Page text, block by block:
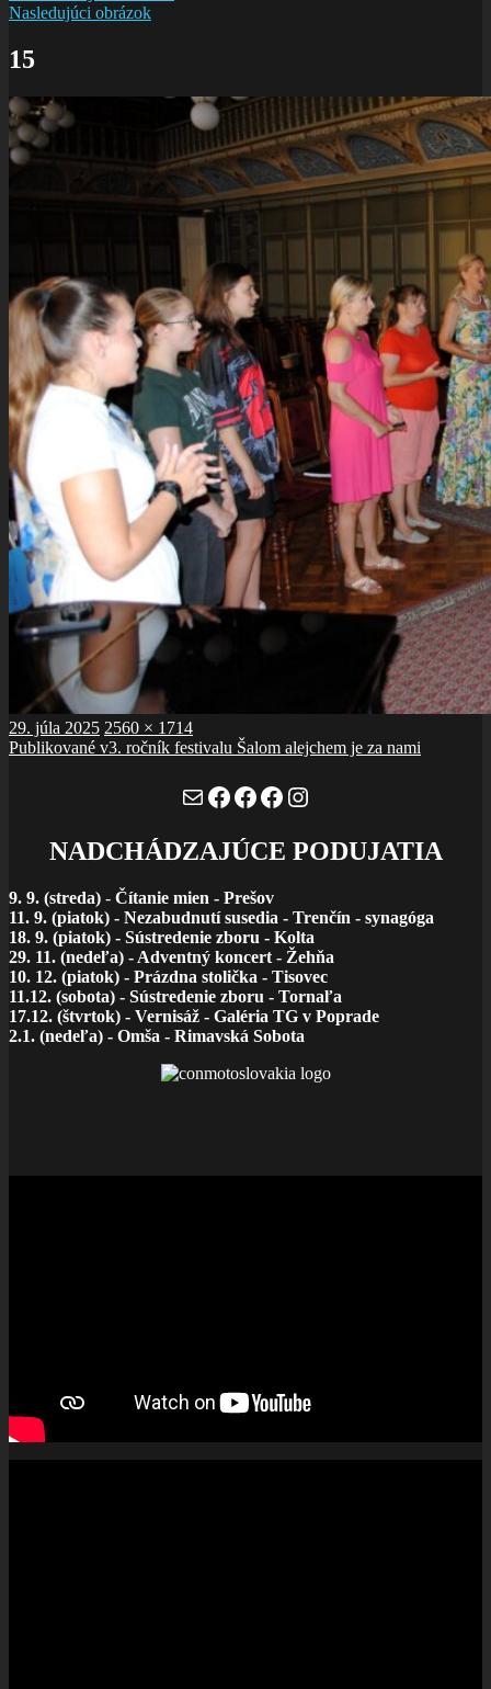
Nasledujúci obrázok
15
Publikované
29. júla 2025 Plná
veľkosť
2560 × 1714
Navigácia
Publikované v3. ročník festivalu Šalom alejchem je za nami
MailFacebook
Facebook
Facebook
Instagram
NADCHÁDZAJÚCE PODUJATIA
9. 9. (streda) - Čítanie mien - Prešov
11. 9. (piatok) - Nezabudnutí susedia - Trenčín - synagóga
18. 9. (piatok) - Sústredenie zboru - Kolta
29. 11. (nedeľa) - Adventný koncert - Žehňa
10. 12. (piatok) - Prázdna stolička - Tisovec
11.12. (sobota) - Sústredenie zboru - Tornaľa
17.12. (štvrtok) - Vernisáž - Galéria TG v Poprade
2.1. (nedeľa) - Omša - Rimavská Sobota